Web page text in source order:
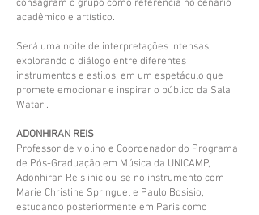
consagram o grupo como referência no cenário
acadêmico e artístico.
Será uma noite de interpretações intensas,
explorando o diálogo entre diferentes
instrumentos e estilos, em um espetáculo que
promete emocionar e inspirar o público da Sala
Watari.
ADONHIRAN REIS
Professor de violino e Coordenador do Programa
de Pós-Graduação em Música da UNICAMP,
Adonhiran Reis iniciou-se no instrumento com
Marie Christine Springuel e Paulo Bosisio,
estudando posteriormente em Paris como